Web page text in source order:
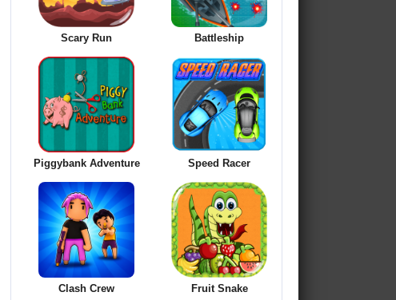
Scary Run Battleship
Piggybank Adventure Speed Racer
Clash Crew Fruit Snake